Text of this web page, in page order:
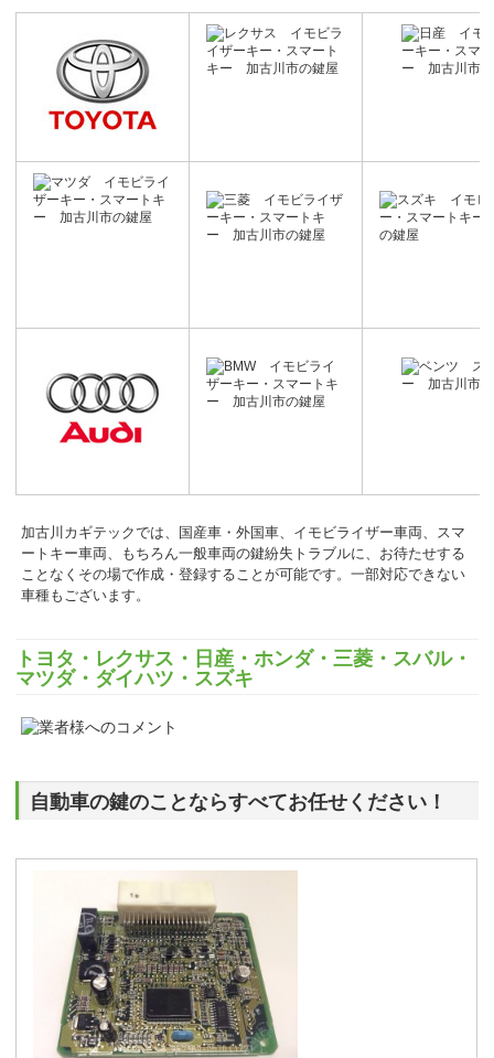
加古川カギテックでは、国産車・外国車、イモビライザー車両、スマ
ートキー車両、もちろん一般車両の鍵紛失トラブルに、お待たせする
ことなくその場で作成・登録することが可能です。一部対応できない
車種もございます。
トヨタ・レクサス・日産・ホンダ・三菱・スバル・
マツダ・ダイハツ・スズキ
自動車の鍵のことならすべてお任せください！